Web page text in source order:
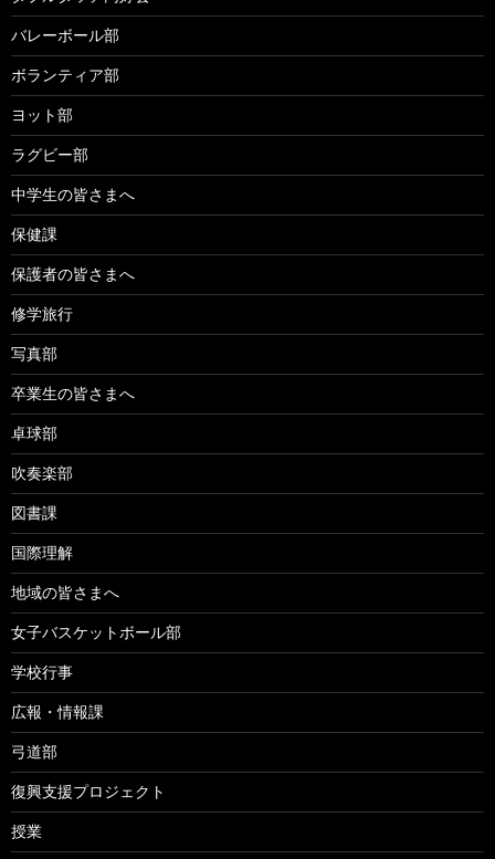
バレーボール部
ボランティア部
ヨット部
ラグビー部
中学生の皆さまへ
保健課
保護者の皆さまへ
修学旅行
写真部
卒業生の皆さまへ
卓球部
吹奏楽部
図書課
国際理解
地域の皆さまへ
女子バスケットボール部
学校行事
広報・情報課
弓道部
復興支援プロジェクト
授業